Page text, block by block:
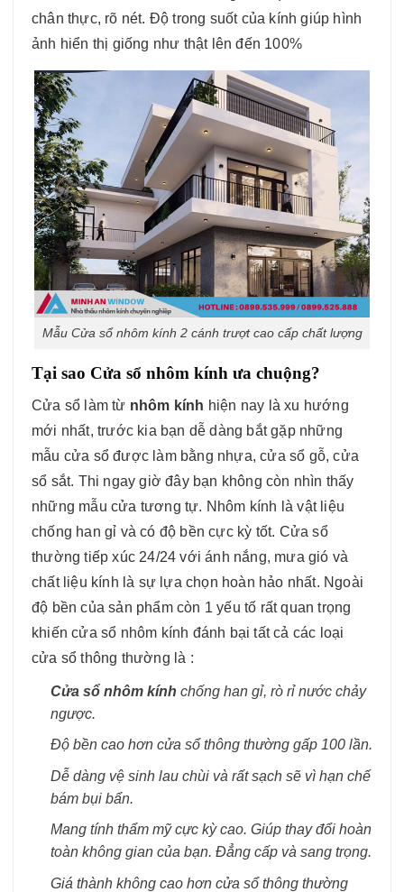
chân thực, rõ nét. Độ trong suốt của kính giúp hình
ảnh hiển thị giống như thật lên đến 100%
Mẫu Cửa sổ nhôm kính 2 cánh trượt cao cấp chất lượng
Tại sao Cửa sổ nhôm kính ưa chuộng?
Cửa sổ làm từ nhôm kính hiện nay là xu hướng
mới nhất, trước kia bạn dễ dàng bắt gặp những
mẫu cửa sổ được làm bằng nhựa, cửa sổ gỗ, cửa
sổ sắt. Thi ngay giờ đây bạn không còn nhìn thấy
những mẫu cửa tương tự. Nhôm kính là vật liệu
chống han gỉ và có độ bền cực kỳ tốt. Cửa sổ
thường tiếp xúc 24/24 với ánh nắng, mưa gió và
chất liệu kính là sự lựa chọn hoàn hảo nhất. Ngoài
độ bền của sản phẩm còn 1 yếu tố rất quan trọng
khiến cửa sổ nhôm kính đánh bại tất cả các loại
cửa sổ thông thường là :
Cửa sổ nhôm kính chống han gỉ, rò rỉ nước chảy
ngược.
Độ bền cao hơn cửa sổ thông thường gấp 100 lần.
Dễ dàng vệ sinh lau chùi và rất sạch sẽ vì hạn chế
bám bụi bẩn.
Mang tính thẩm mỹ cực kỳ cao. Giúp thay đổi hoàn
toàn không gian của bạn. Đẳng cấp và sang trọng.
Giá thành không cao hơn cửa sổ thông thường